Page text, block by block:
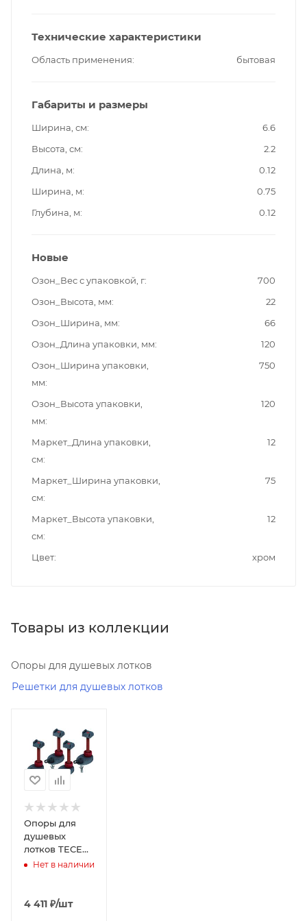
Технические характеристики
Область применения бытовая
Габариты и размеры
Ширина, см
6.6
Высота, см
2.2
Длина, м
0.12
Ширина, м
0.75
Глубина, м
0.12
Новые
Озон_Вес с упаковкой, г
700
Озон_Высота, мм
22
Озон_Ширина, мм
66
Озон_Длина упаковки, мм
120
Озон_Ширина упаковки,
мм
750
Озон_Высота упаковки,
мм
120
Маркет_Длина упаковки,
см
12
Маркет_Ширина упаковки,
см
75
Маркет_Высота упаковки,
см
12
Цвет хром
Товары из коллекции
Опоры для душевых лотков
Решетки для душевых лотков
Минимальная
цена
4411.00
Реквизиты
кабины,
Товар,
00-
00097118,
0.3
Опоры для
душевых
лотков TECE
TECEdrainline
Нет в наличии
4 411 ₽/шт